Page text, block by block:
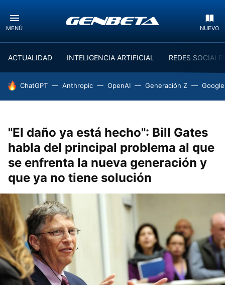
MENÚ NUEVO
ACTUALIDAD INTELIGENCIA ARTIFICIAL REDES
HOY SE HABLA DE
ChatGPT Anthropic OpenAI Generación Z
"El daño ya está hecho": Bill Gates
habla del principal problema al que
se enfrenta la nueva generación y
que ya no tiene solución